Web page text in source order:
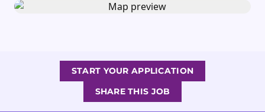
START YOUR APPLICATION
SHARE THIS JOB